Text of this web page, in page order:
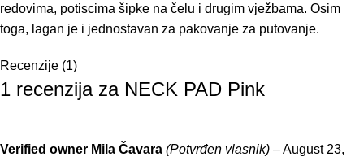
redovima, potiscima šipke na čelu i drugim vježbama. Osim
toga, lagan je i jednostavan za pakovanje za putovanje.
Recenzije (1)
1 recenzija za NECK PAD Pink
Verified owner Mila Čavara (Potvrđen vlasnik) –August 23,